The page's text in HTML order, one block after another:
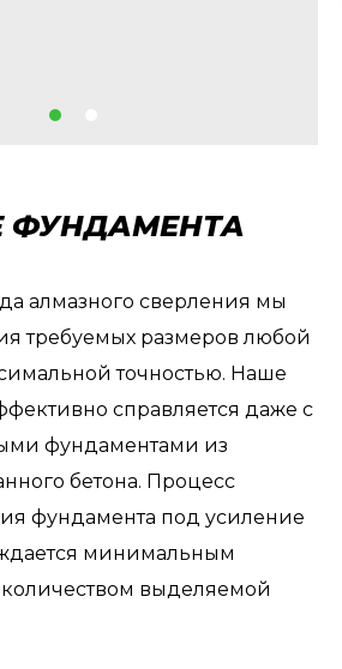
ФУНДАМЕНТА
алмазного сверления мы
требуемых размеров любой
точностью. Наше
справляется даже с
фундаментами из
бетона. Процесс
фундамента под усиление
минимальным
выделяемой